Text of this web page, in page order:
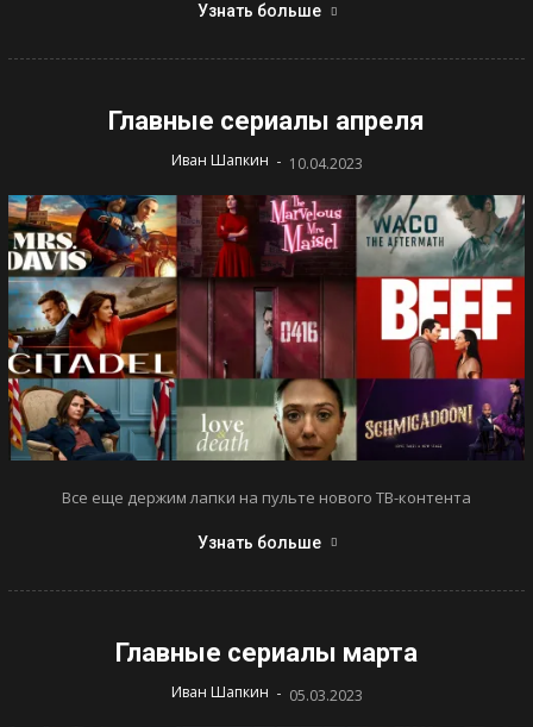
Узнать больше
Главные сериалы апреля
Иван Шапкин - 10.04.2023
Все еще держим лапки на пульте нового ТВ-контента
Узнать больше
Главные сериалы марта
Иван Шапкин - 05.03.2023